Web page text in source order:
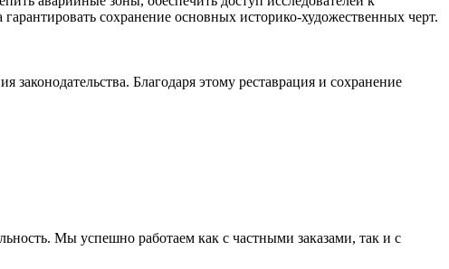
сохранение основных историко-художественных черт.
Благодаря этому реставрация и сохранение
Мы успешно работаем как с частными заказами, так и с